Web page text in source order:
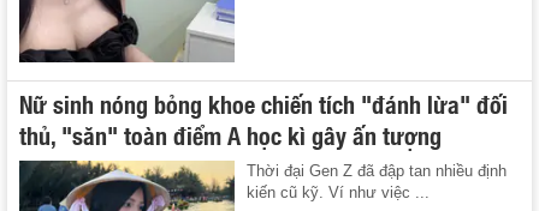
Nữ sinh nóng bỏng khoe chiến tích "đánh lừa" đối
thủ, "săn" toàn điểm A học kì gây ấn tượng
Thời đại Gen Z đã đập tan nhiều định
kiến cũ kỹ. Ví như việc ...